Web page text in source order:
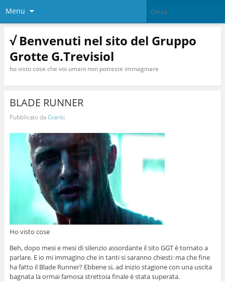
Menu
√ Benvenuti nel sito del Gruppo
Grotte G.Trevisiol
ho visto cose che voi umani non potreste immaginare
BLADE RUNNER
Pubblicato daGianki
Ho visto cose
Beh, dopo mesi e mesi di silenzio assordante il sito GGT è tornato a
parlare. E io mi immagino che in tanti si saranno chiesti: ma che fine
ha fatto il Blade Runner? Ebbene si, ad inizio stagione con una uscita
bagnata la ormai famosa strettoia finale è stata superata.